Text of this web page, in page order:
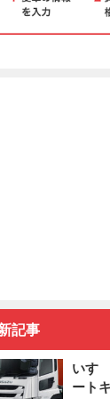
記事
いす
ート